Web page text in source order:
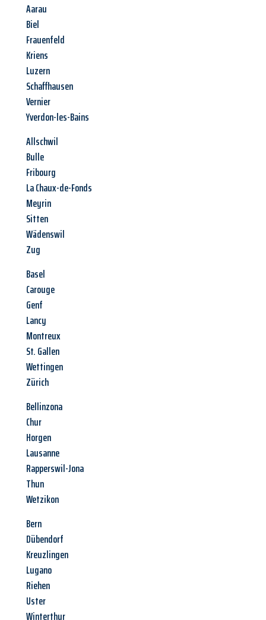
Aarau
Biel
Frauenfeld
Kriens
Luzern
Schaffhausen
Vernier
Yverdon-les-Bains
Allschwil
Bulle
Fribourg
La Chaux-de-Fonds
Meyrin
Sitten
Wädenswil
Zug
Basel
Carouge
Genf
Lancy
Montreux
St. Gallen
Wettingen
Zürich
Bellinzona
Chur
Horgen
Lausanne
Rapperswil-Jona
Thun
Wetzikon
Bern
Dübendorf
Kreuzlingen
Lugano
Riehen
Uster
Winterthur